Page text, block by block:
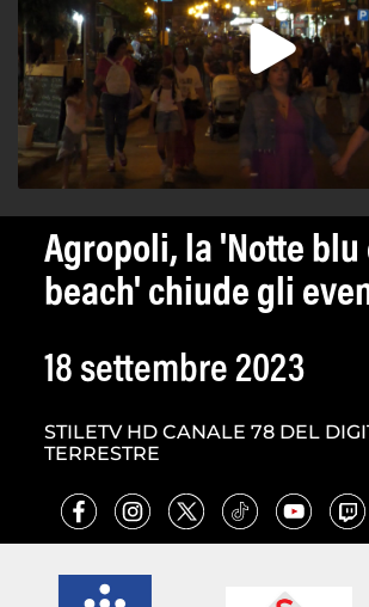
Agropoli, la 'Notte blu
beach' chiude gli
18 settembre 2023
STILETV HD CANALE 78 DEL
TERRESTRE